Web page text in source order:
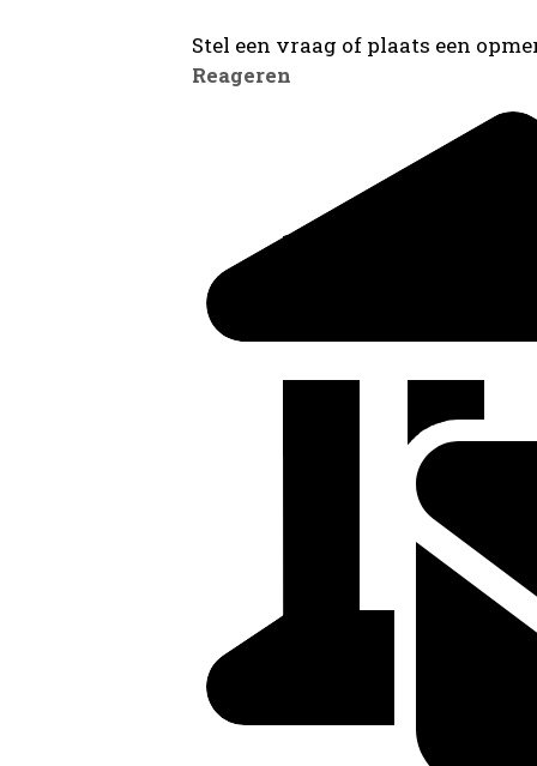
Stel een vraag of plaats een
Reageren